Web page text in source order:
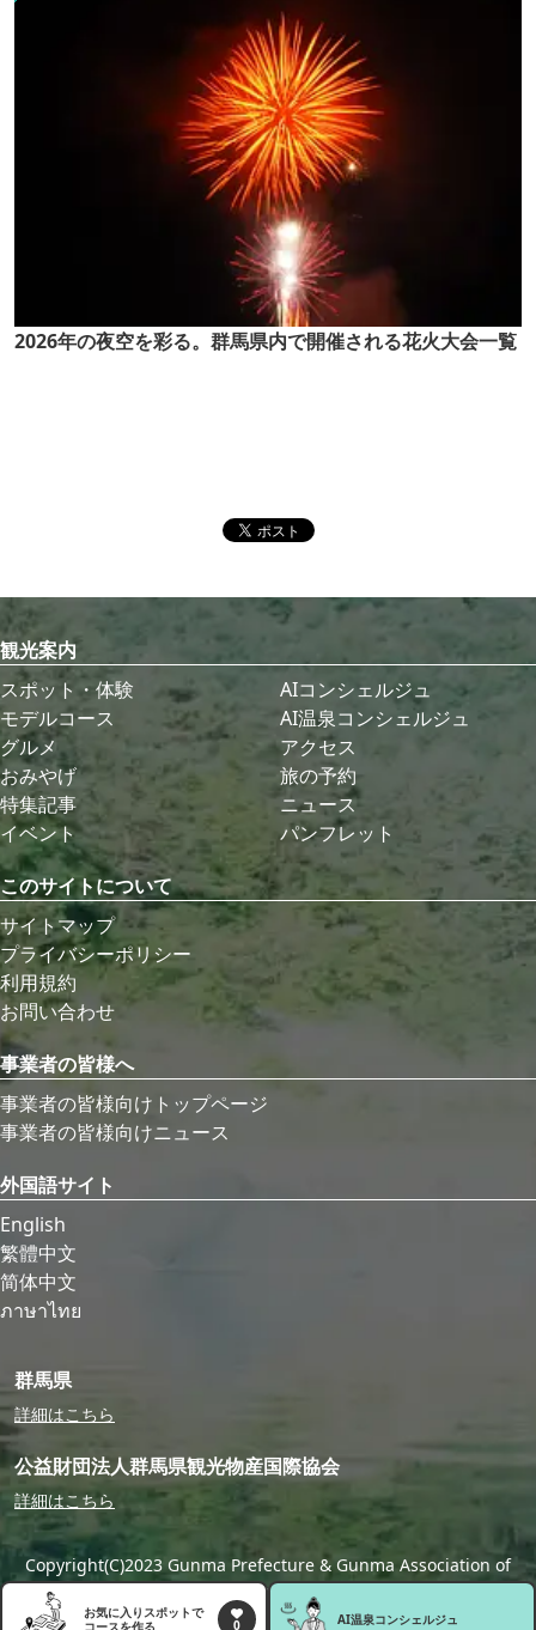
2026年の夜空を彩る。群馬県内で開催される花火大会一覧
お気に入りスポットで
コースを作る
0 AI温泉コンシェルジュ
観光案内
スポット・体験
モデルコース
グルメ
おみやげ
特集記事
イベント
AIコンシェルジュ
AI温泉コンシェルジュ
アクセス
旅の予約
ニュース
パンフレット
このサイトについて
サイトマップ
プライバシーポリシー
利用規約
お問い合わせ
事業者の皆様へ
事業者の皆様向けトップページ
事業者の皆様向けニュース
外国語サイト
English
繁體中文
简体中文
ภาษาไทย
群馬県
詳細はこちら
公益財団法人群馬県観光物産国際協会
詳細はこちら
Copyright(C)2023 Gunma Prefecture & Gunma Association of
Tourism,Local Products & International Exchange